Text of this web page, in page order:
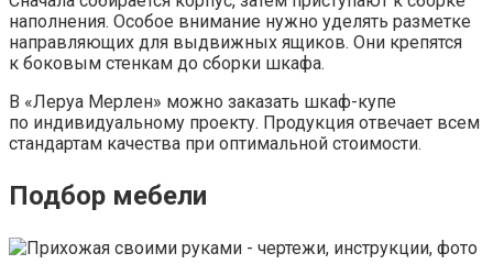
наполнения. Особое внимание нужно уделять разметке
направляющих для выдвижных ящиков. Они крепятся
к боковым стенкам до сборки шкафа.
В «Леруа Мерлен» можно заказать шкаф-купе
по индивидуальному проекту. Продукция отвечает всем
стандартам качества при оптимальной стоимости.
Подбор мебели